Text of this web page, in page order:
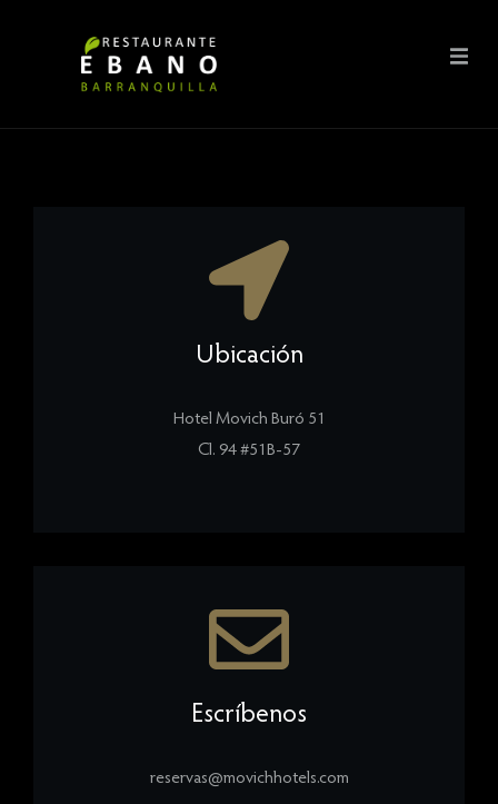
Ubicación
Hotel Movich Buró 51
Cl. 94 #51B-57
Escríbenos
reservas@movichhotels.com